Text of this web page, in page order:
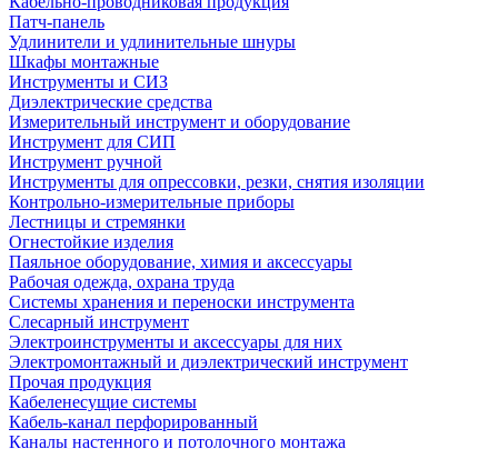
Патч-панель
Удлинители и удлинительные шнуры
Шкафы монтажные
Инструменты и СИЗ
Диэлектрические средства
Измерительный инструмент и оборудование
Инструмент для СИП
Инструмент ручной
Инструменты для опрессовки, резки, снятия изоляции
Контрольно-измерительные приборы
Лестницы и стремянки
Огнестойкие изделия
Паяльное оборудование, химия и аксессуары
Рабочая одежда, охрана труда
Системы хранения и переноски инструмента
Слесарный инструмент
Электроинструменты и аксессуары для них
Электромонтажный и диэлектрический инструмент
Прочая продукция
Кабеленесущие системы
Кабель-канал перфорированный
Каналы настенного и потолочного монтажа